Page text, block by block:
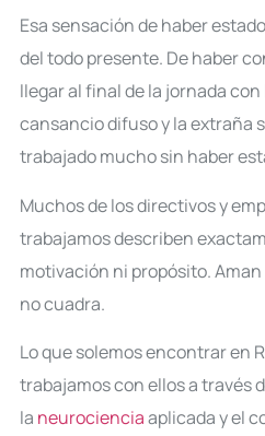
Esa sensación de haber
del todo presente. De haber
llegar al final de la jornada
cansancio difuso y la extraña
trabajado mucho sin haber
Muchos de los directivos y
trabajamos describen
motivación ni propósito.
no cuadra.
Lo que solemos encontrar en
trabajamos con ellos a través
la neurocienciaaplicada y el